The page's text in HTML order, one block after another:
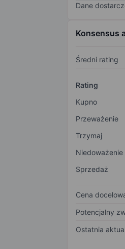
Dane
Konsensus
Średni rating
Rating
Kupno
Przeważenie
Trzymaj
Niedoważenie
Sprzedaż
Cena
Potencjalny
Ostatnia